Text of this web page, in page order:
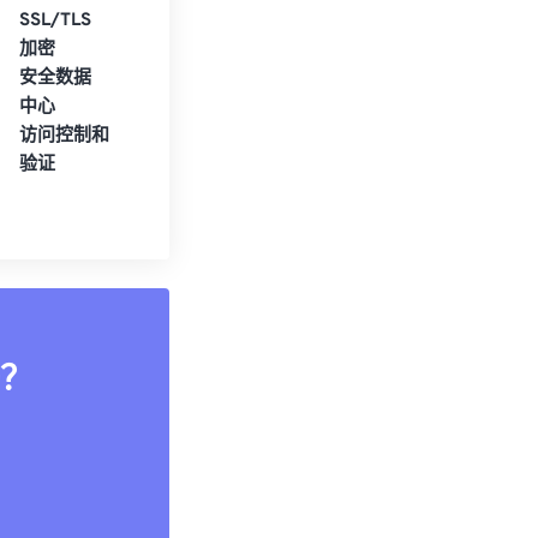
SSL/TLS
加密
安全数据
中心
访问控制和
验证